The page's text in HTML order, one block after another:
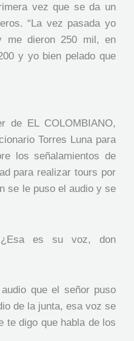
vez que se da un
“La vez pasada yo
me dieron 250 mil, en
y yo bien pelado que
de EL COLOMBIANO,
Torres Luna para
los señalamientos de
para realizar tours por
se le puso el audio y se
es su voz, don
que el señor puso
de la junta, esa voz se
te digo que habla de los